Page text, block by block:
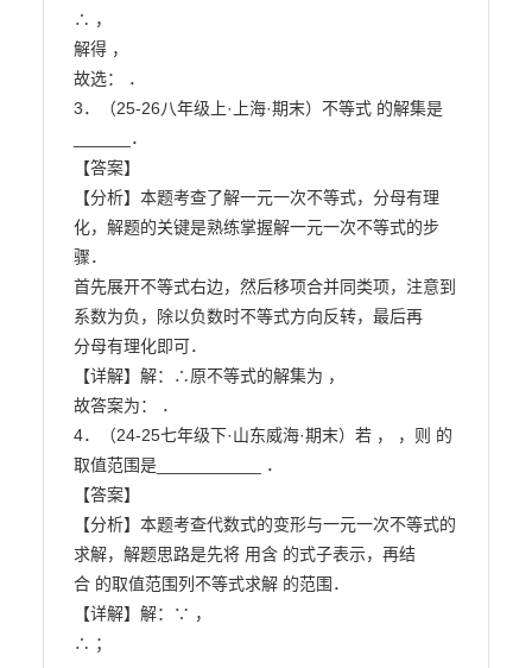
∴ ，
解得 ，
故选： ．
3．（25-26八年级上·上海·期末）不等式 的解集是
______．
【答案】
【分析】本题考查了解一元一次不等式，分母有理
化，解题的关键是熟练掌握解一元一次不等式的步
骤．
首先展开不等式右边，然后移项合并同类项，注意到
系数为负，除以负数时不等式方向反转，最后再
分母有理化即可．
【详解】解：∴原不等式的解集为 ，
故答案为： ．
4．（24-25七年级下·山东威海·期末）若 ， ，则 的
取值范围是___________ ．
【答案】
【分析】本题考查代数式的变形与一元一次不等式的
求解，解题思路是先将 用含 的式子表示，再结
合 的取值范围列不等式求解 的范围．
【详解】解：∵ ，
∴ ；